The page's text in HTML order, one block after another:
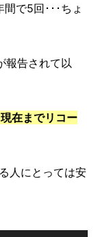
で5回･･･ちょ
報告されて以
在までリコー
人にとっては安